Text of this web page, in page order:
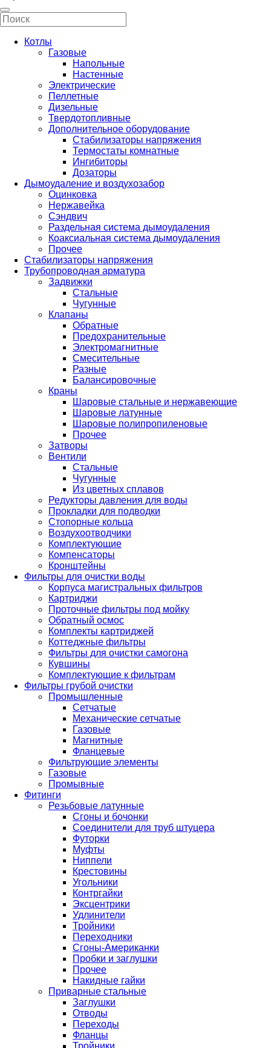
Котлы
Газовые
Напольные
Настенные
Электрические
Пеллетные
Дизельные
Твердотопливные
Дополнительное оборудование
Стабилизаторы напряжения
Термостаты комнатные
Ингибиторы
Дозаторы
Дымоудаление и воздухозабор
Оцинковка
Нержавейка
Сэндвич
Раздельная система дымоудаления
Коаксиальная система дымоудаления
Прочее
Стабилизаторы напряжения
Трубопроводная арматура
Задвижки
Стальные
Чугунные
Клапаны
Обратные
Предохранительные
Электромагнитные
Смесительные
Разные
Балансировочные
Краны
Шаровые стальные и нержавеющие
Шаровые латунные
Шаровые полипропиленовые
Прочее
Затворы
Вентили
Стальные
Чугунные
Из цветных сплавов
Редукторы давления для воды
Прокладки для подводки
Стопорные кольца
Воздухоотводчики
Комплектующие
Компенсаторы
Кронштейны
Фильтры для очистки воды
Корпуса магистральных фильтров
Картриджи
Проточные фильтры под мойку
Обратный осмос
Комплекты картриджей
Коттеджные фильтры
Фильтры для очистки самогона
Кувшины
Комплектующие к фильтрам
Фильтры грубой очистки
Промышленные
Сетчатые
Механические сетчатые
Газовые
Магнитные
Фланцевые
Фильтрующие элементы
Газовые
Промывные
Фитинги
Резьбовые латунные
Сгоны и бочонки
Соединители для труб штуцера
Футорки
Муфты
Ниппели
Крестовины
Угольники
Контргайки
Эксцентрики
Удлинители
Тройники
Переходники
Сгоны-Американки
Пробки и заглушки
Прочее
Накидные гайки
Приварные стальные
Заглушки
Отводы
Переходы
Фланцы
Тройники